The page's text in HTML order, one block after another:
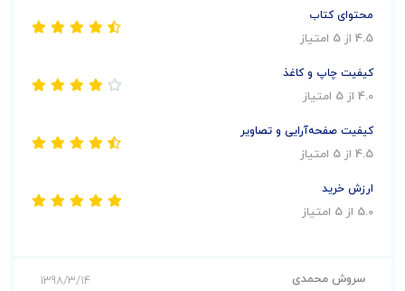
محتوای کتاب
4.5 از 5 امتیاز
کیفیت چاپ و کاغذ
4.0 از 5 امتیاز
کیفیت صفحه‌آرایی و تصاویر
4.5 از 5 امتیاز
ارزش خرید
5.0 از 5 امتیاز
سروش محمدی 1398/3/14